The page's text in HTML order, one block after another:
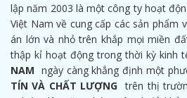
lập năm 2003 là một công ty hoạt
Việt Nam về cung cấp các sản phẩm
án lớn và nhỏ trên khắp mọi miền
thập kỉ hoạt động trong thời kỳ kinh
NAM ngày càng khẳng định một
TÍN VÀ CHẤT LƯỢNG trên thị